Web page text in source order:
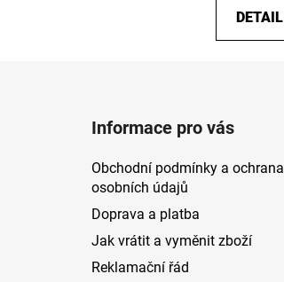
DETAIL
Informace pro vás
Obchodní podmínky a ochrana
osobních údajů
Doprava a platba
Jak vrátit a vyměnit zboží
Reklamační řád